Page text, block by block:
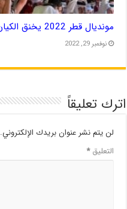
مونديال قطر 2022 يخنق الكيان الصهيوني ويعزله
نوفمبر 29, 2022
اترك تعليقاً
لن يتم نشر عنوان بريدك الإلكتروني.
التعليق*